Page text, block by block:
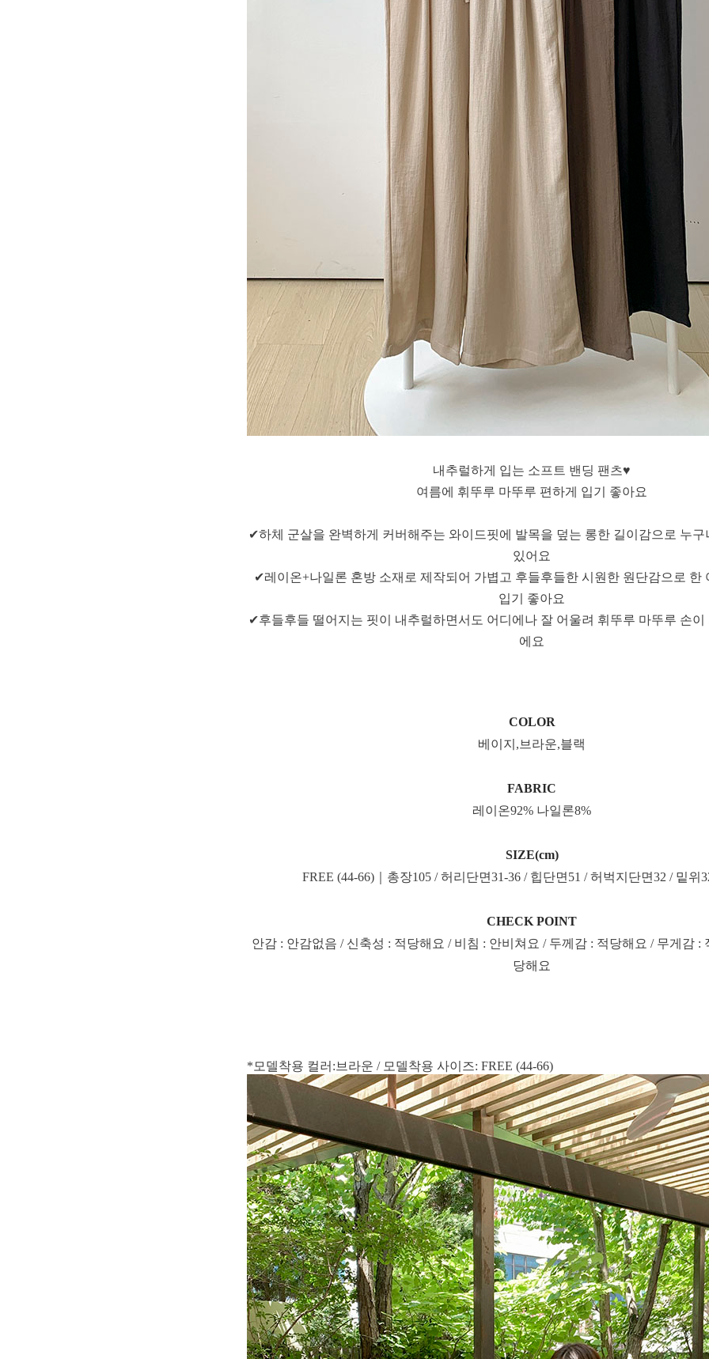
내추럴하게 입는 소프트 밴딩 팬츠♥
여름에 휘뚜루 마뚜루 편하게 입기 좋아요
✔하체 군살을 완벽하게 커버해주는 와이드핏에 발목을 덮는 롱한 길이감으로 누구
있어요
✔레이온+나일론 혼방 소재로 제작되어 가볍고 후들후들한 시원한 원단감으로 한
입기 좋아요
✔후들후들 떨어지는 핏이 내추럴하면서도 어디에나 잘 어울려 휘뚜루 마뚜루 손이
에요
COLOR
베이지,브라운,블랙
FABRIC
레이온92% 나일론8%
SIZE(cm)
FREE (44-66)｜총장105 / 허리단면31-36 / 힙단면51 / 허벅지단면32 / 밑위
CHECK POINT
안감 : 안감없음 / 신축성 : 적당해요 / 비침 : 안비쳐요 / 두께감 : 적당해요 / 무게감 :
당해요
*모델착용 컬러:브라운 / 모델착용 사이즈: FREE (44-66)